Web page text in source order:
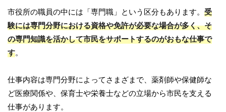
市役所の職員の中には「専門職」という区分もあります。 受
験には専門分野における資格や免許が必要な場合が多く、そ
の専門知識を活かして市民をサポートするのがおもな仕事で
す。
仕事内容は専門分野によってさまざまで、薬剤師や保健師な
ど医療関係や、保育士や栄養士などの立場から市民を支える
仕事があります。